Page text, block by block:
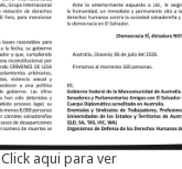
Click aqui para ver